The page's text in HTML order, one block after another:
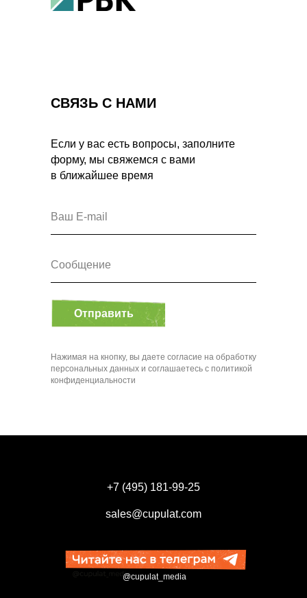
СВЯЗЬ С НАМИ
Нажимая на кнопку, вы даете согласие на обработку
персональных данных и соглашаетесь c политикой
конфиденциальности
Если у вас есть вопросы, заполните
форму, мы свяжемся с вами
в ближайшее время
Отправить
@cupulat_media
+7 (495) 181-99-25
sales@cupulat.com